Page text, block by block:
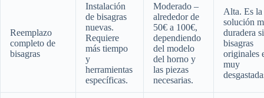
Reemplazo
completo de
bisagras
Instalación
de bisagras
nuevas.
Requiere
más tiempo
y
herramientas
específicas.
Moderado –
alrededor de
50€ a 100€,
dependiendo
del modelo
del horno y
las piezas
necesarias.
Alta. Es la
solución
duradera
bisagras
originales
muy